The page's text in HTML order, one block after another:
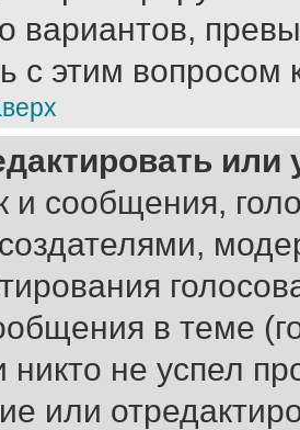
вариантов,
с этим вопросом
и сообщения,
в теме
не успел
или